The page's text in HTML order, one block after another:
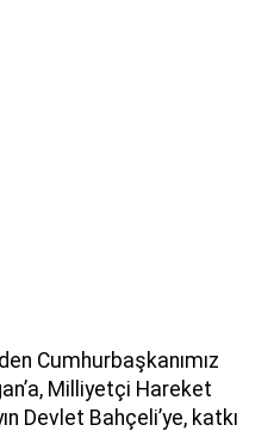
Cumhurbaşkanımız
Milliyetçi Hareket
Devlet Bahçeli’ye, katkı